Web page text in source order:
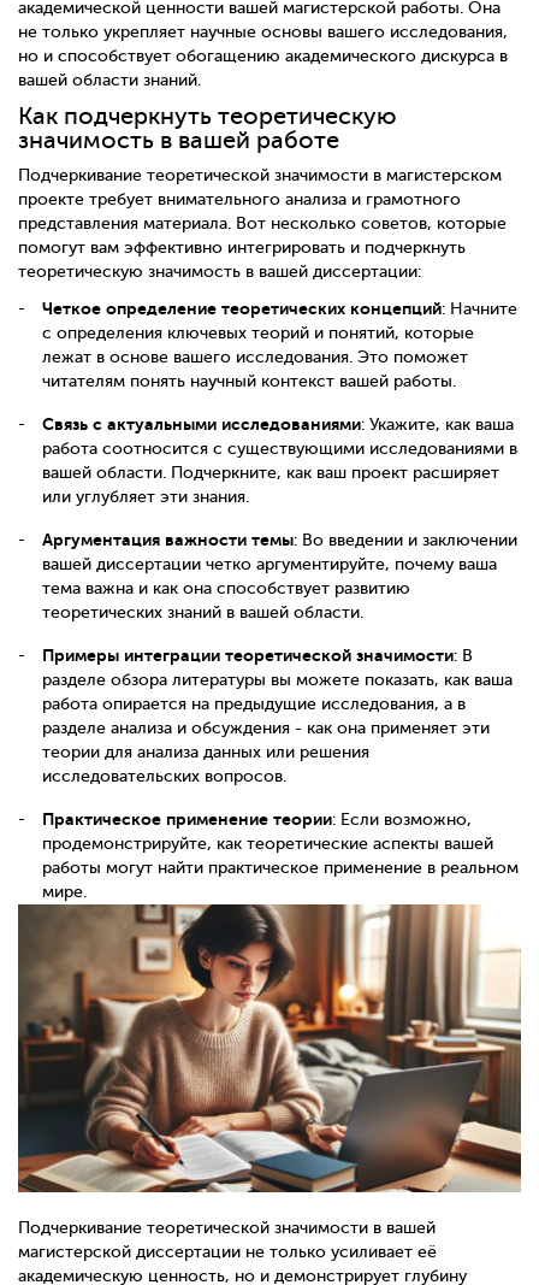
академической ценности вашей магистерской работы. Она
не только укрепляет научные основы вашего исследования,
но и способствует обогащению академического дискурса в
вашей области знаний.
Как подчеркнуть теоретическую
значимость в вашей работе
Подчеркивание теоретической значимости в магистерском
проекте требует внимательного анализа и грамотного
представления материала. Вот несколько советов, которые
помогут вам эффективно интегрировать и подчеркнуть
теоретическую значимость в вашей диссертации:
Четкое определение теоретических концепций: Начните
с определения ключевых теорий и понятий, которые
лежат в основе вашего исследования. Это поможет
читателям понять научный контекст вашей работы.
Связь с актуальными исследованиями: Укажите, как ваша
работа соотносится с существующими исследованиями в
вашей области. Подчеркните, как ваш проект расширяет
или углубляет эти знания.
Аргументация важности темы: Во введении и заключении
вашей диссертации четко аргументируйте, почему ваша
тема важна и как она способствует развитию
теоретических знаний в вашей области.
Примеры интеграции теоретической значимости: В
разделе обзора литературы вы можете показать, как ваша
работа опирается на предыдущие исследования, а в
разделе анализа и обсуждения - как она применяет эти
теории для анализа данных или решения
исследовательских вопросов.
Практическое применение теории: Если возможно,
продемонстрируйте, как теоретические аспекты вашей
работы могут найти практическое применение в реальном
мире.
Подчеркивание теоретической значимости в вашей
магистерской диссертации не только усиливает её
академическую ценность, но и демонстрирует глубину